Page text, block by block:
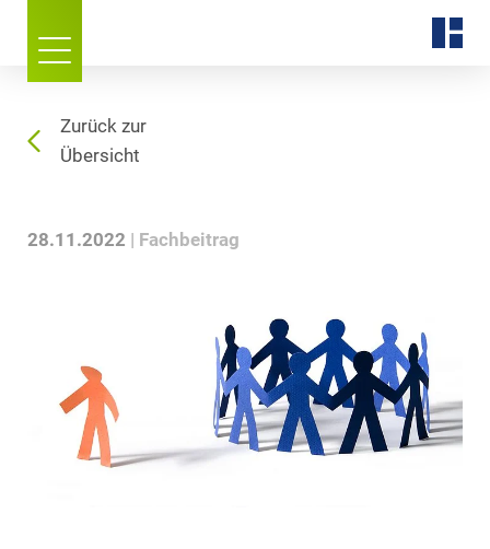
Zurück zur
Übersicht
28.11.2022 Fachbeitrag